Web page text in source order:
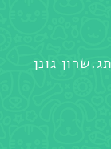
שרון גונן